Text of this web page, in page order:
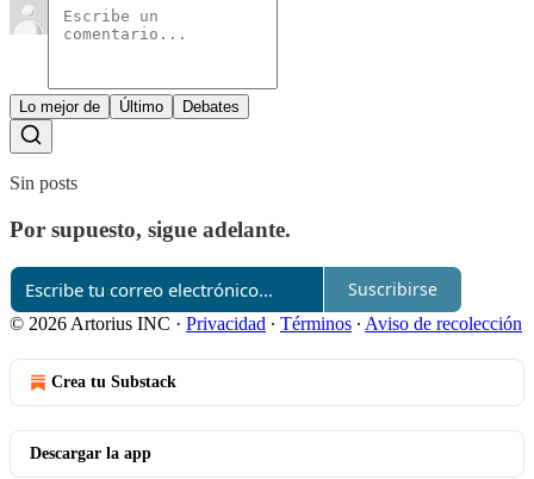
Lo mejor de Último Debates
Sin posts
Por supuesto, sigue adelante.
Suscribirse
© 2026 Artorius INC · Privacidad ∙ Términos ∙ Aviso de recolección
Crea tu Substack
Descargar la app